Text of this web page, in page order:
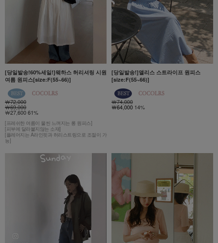
[당일발송!60%세일!]웨하스 허리셔링 시원
여름 원피스[size:F(55~66)]
￦72,000
￦69,000
￦27,600 61%
[프레쉬한 여름이 물씬 느껴지는 롱 원피스]
[피부에 달라붙지않는 소재]
[플레어지는 A라인핏과 허리스트링으로 조절이 가
능]
[당일발송!]앨리스 스트라이프 원피스
[size:F(55~66)]
￦74,000
￦64,000 14%